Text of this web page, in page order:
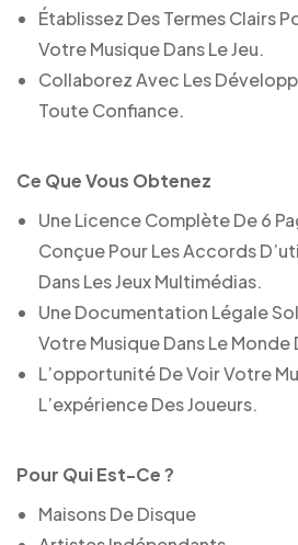
Établissez Des Termes Clairs
Votre Musique Dans Le Jeu.
Collaborez Avec Les
Toute Confiance.
Ce Que Vous Obtenez
Une Licence Complète De 6
Conçue Pour Les Accords
Dans Les Jeux Multimédias.
Une Documentation Légale
Votre Musique Dans Le Monde
L’opportunité De Voir Votre
L’expérience Des Joueurs.
Pour Qui Est-Ce ?
Maisons De Disque